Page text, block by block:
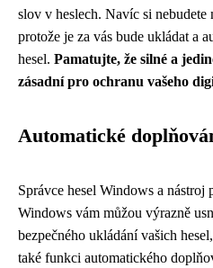
slov v heslech. Navíc si nebudete
protože je za vás bude ukládat a
hesel. Pamatujte, že silné a
zásadní pro ochranu vašeho
Automatické
Správce hesel Windows a nástroj
Windows vám můžou výrazně
bezpečného ukládání vašich
také funkci automatického